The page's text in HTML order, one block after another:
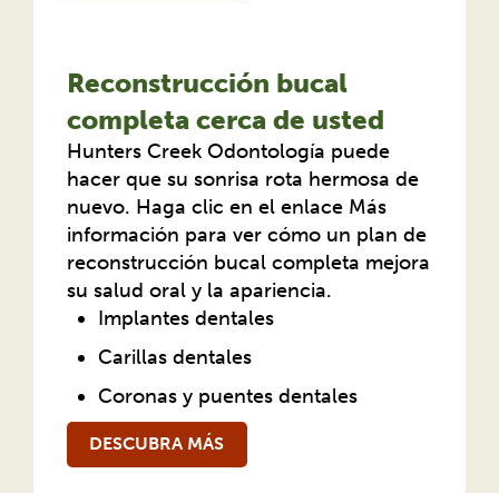
Reconstrucción bucal
completa cerca de usted
Hunters Creek Odontología puede
hacer que su sonrisa rota hermosa de
nuevo. Haga clic en el enlace Más
información para ver cómo un plan de
reconstrucción bucal completa mejora
su salud oral y la apariencia.
Implantes dentales
Carillas dentales
Coronas y puentes dentales
DESCUBRA MÁS